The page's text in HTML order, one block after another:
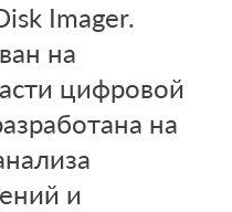
Imager.
на
цифровой
на
и